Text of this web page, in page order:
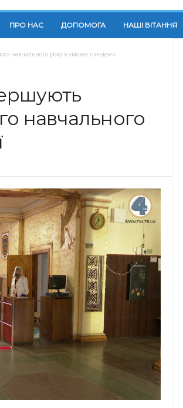
ПРО НАС ДОПОМОГА НАШІ ВІТАННЯ
навчального року в умовах пандемії
навчального